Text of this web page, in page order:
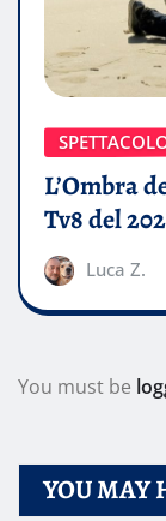
L’Ombra
Tv8 del
Luca Z.
You must be
YOU MAY